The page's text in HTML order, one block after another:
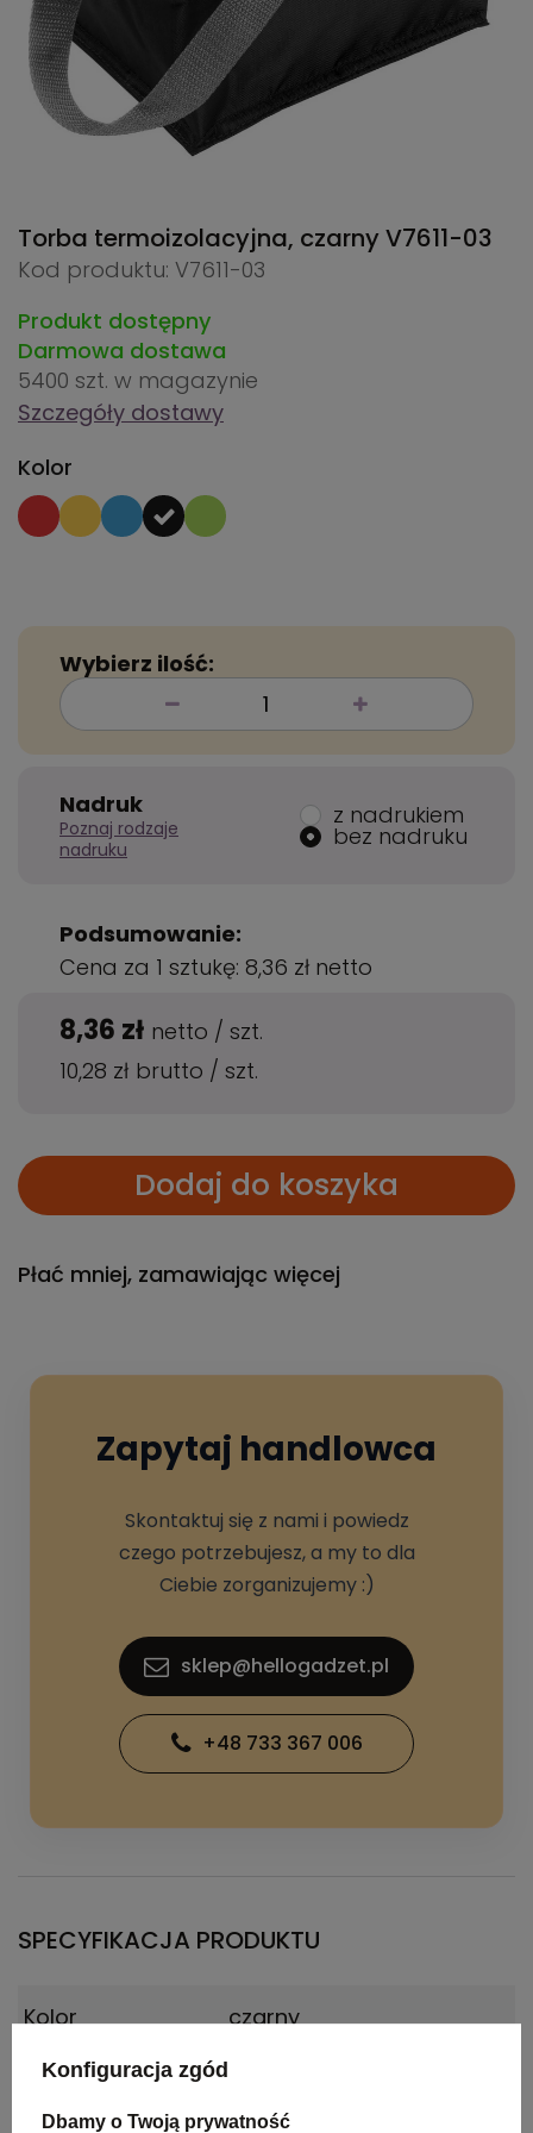
Torba termoizolacyjna, czarnyV7611-03
Kod produktu: V7611-03
Produkt dostępny
Darmowa dostawa
5400 szt. w magazynie
Szczegóły dostawy
Kolor
Wybierz ilość:
Nadruk
Poznaj rodzaje
nadruku
z nadrukiem
bez nadruku
Podsumowanie:
Cena za 1 sztukę: 8,36 zł netto
8,36 zł netto / szt.
10,28 zł brutto / szt.
Dodaj do koszyka
Płać mniej, zamawiając więcej
Zapytaj handlowca
Skontaktuj się z nami i powiedz
czego potrzebujesz, a my to dla
Ciebie zorganizujemy :)
sklep@hellogadzet.pl
+48 733 367 006
SPECYFIKACJA PRODUKTU
Kolor czarny
Materiał
Konfiguracja zgód
Dbamy o Twoją prywatność